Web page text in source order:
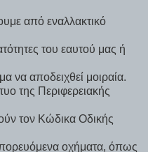
από εναλλακτικό
του εαυτού μας ή
να αποδειχθεί μοιραία.
της Περιφερειακής
τον Κώδικα Οδικής
οχήματα, όπως